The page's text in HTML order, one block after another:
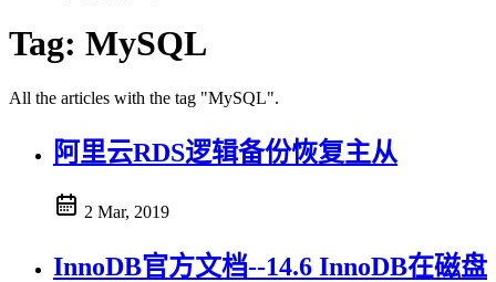
Tag: MySQL
All the articles with the tag "MySQL".
阿里云RDS逻辑备份恢复主从
2 Mar, 2019
InnoDB官方文档--14.6 InnoDB在磁盘